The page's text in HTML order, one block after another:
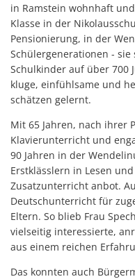
in Ramstein wohnhaft
Klasse in der
Pensionierung, in der
Schülergenerationen -
Schulkinder auf über 700
kluge, einfühlsame und
schätzen gelernt.
Mit 65 Jahren, nach ihrer
Klavierunterricht und
90 Jahren in der
Erstklässlern in Lesen
Zusatzunterricht anbot.
Deutschunterricht für
Eltern. So blieb Frau
vielseitig interessierte,
aus einem reichen
Das konnten auch